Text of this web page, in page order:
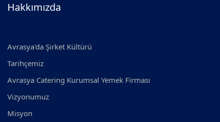
Hakkımızda
Avrasya'da Şirket Kültürü
Tarihçemiz
Avrasya Catering Kurumsal Yemek Firması
Vizyonumuz
Misyon